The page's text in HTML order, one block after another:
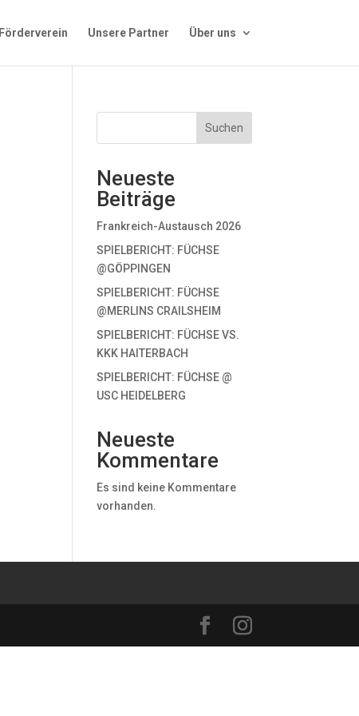
Förderverein Unsere Partner Über uns
Suchen
Neueste
Beiträge
Frankreich-Austausch 2026
SPIELBERICHT: FÜCHSE
@GÖPPINGEN
SPIELBERICHT: FÜCHSE
@MERLINS CRAILSHEIM
SPIELBERICHT: FÜCHSE VS.
KKK HAITERBACH
SPIELBERICHT: FÜCHSE @
USC HEIDELBERG
Neueste
Kommentare
Es sind keine Kommentare
vorhanden.